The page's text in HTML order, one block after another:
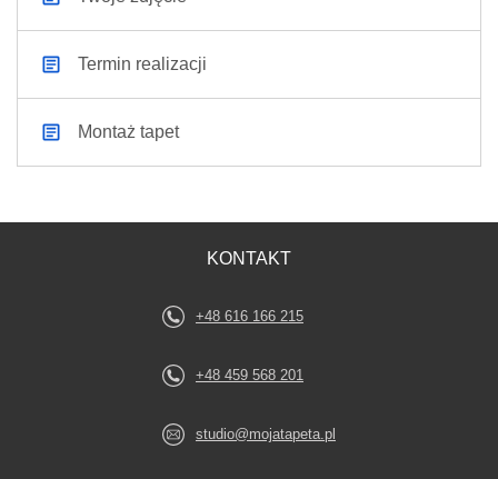
Termin realizacji
Montaż tapet
KONTAKT
+48 616 166 215
+48 459 568 201
studio@mojatapeta.pl